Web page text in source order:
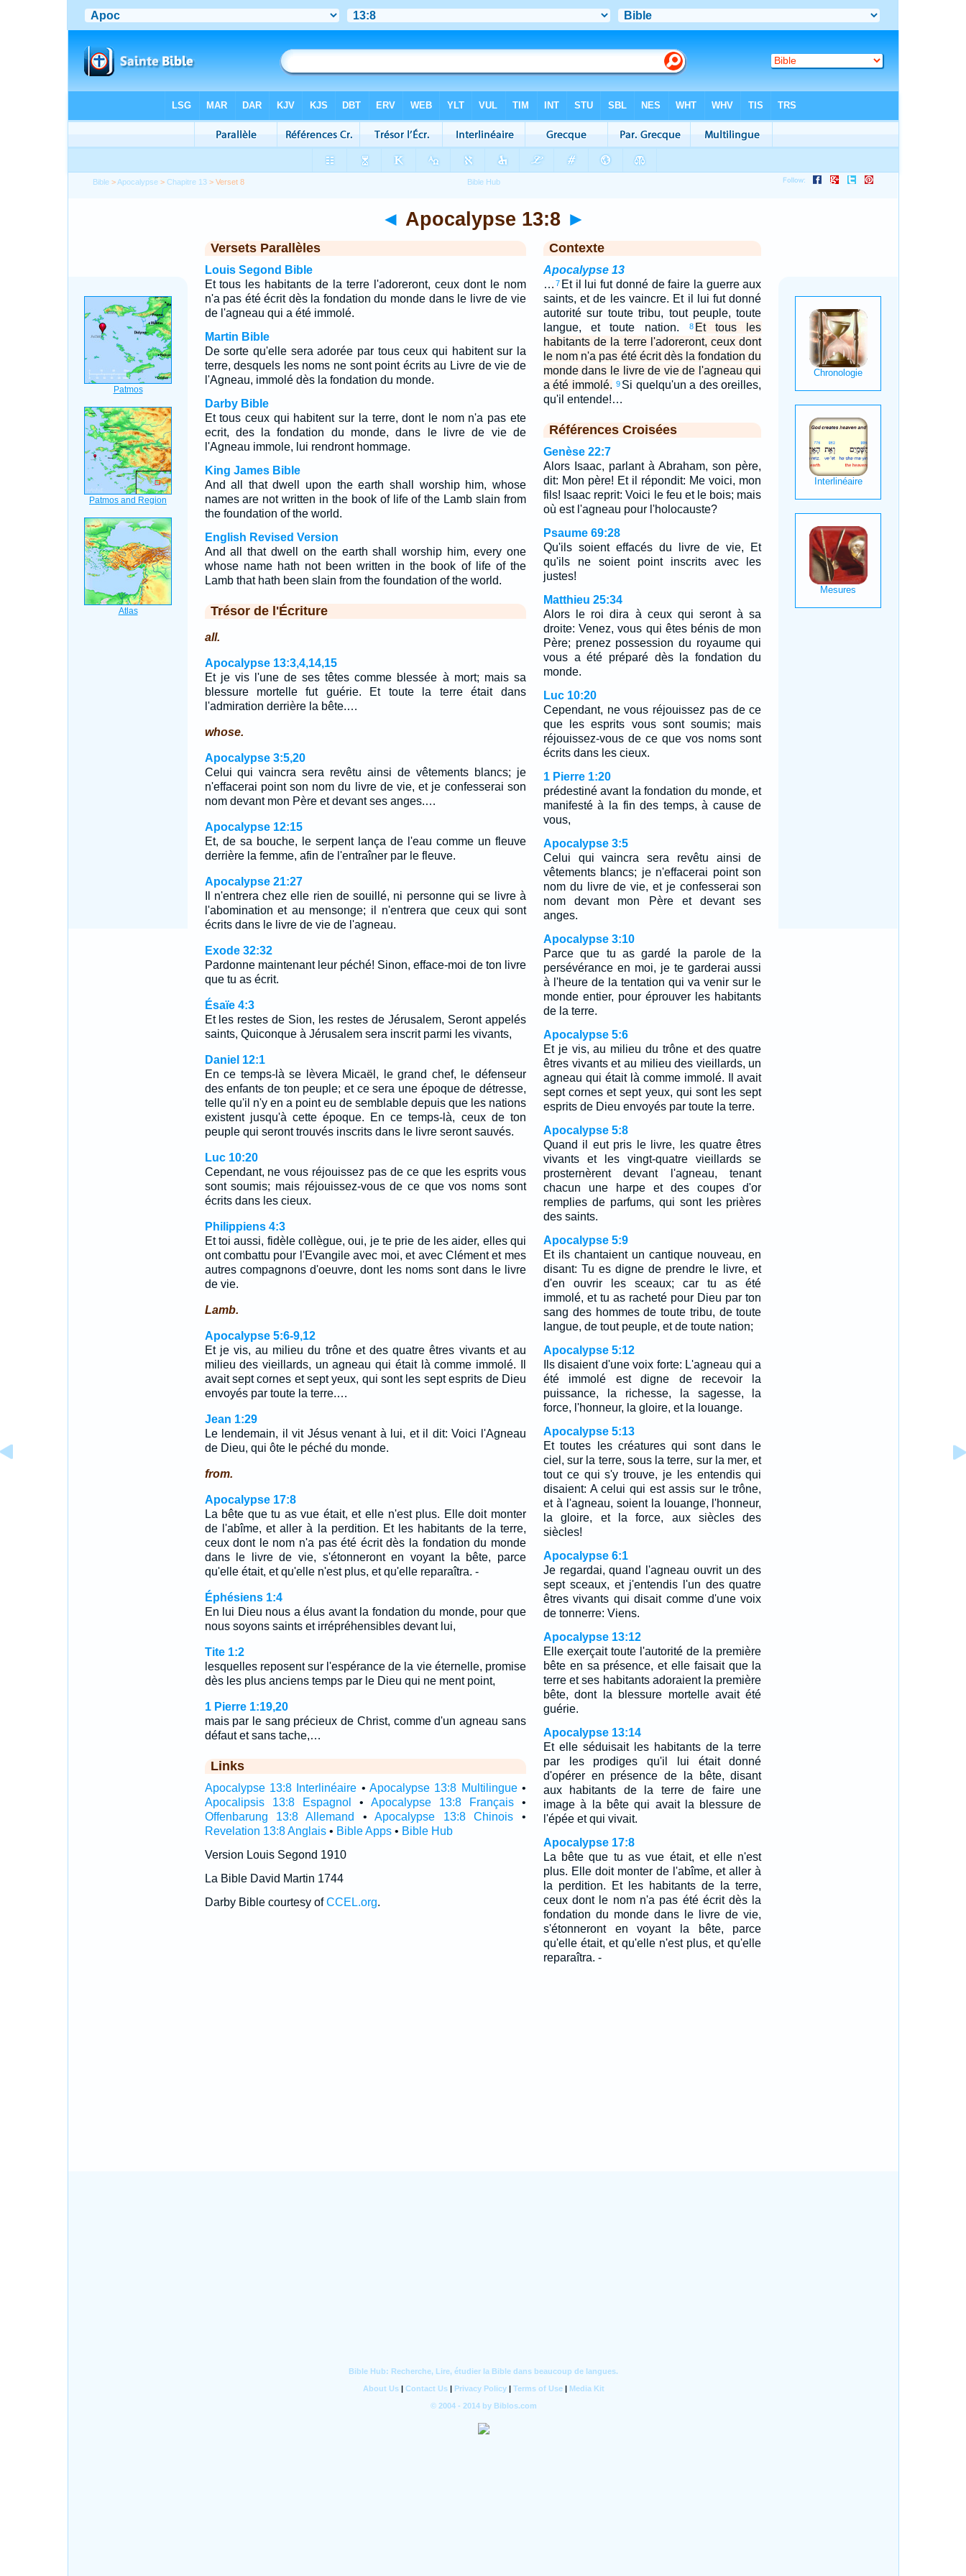
Bible >Apocalypse >Chapitre 13 > Verset 8
◄ Apocalypse 13:8 ►
Versets Parallèles
Louis Segond Bible
Et tous les habitants de la terre l'adoreront, ceux dont le nom
n'a pas été écrit dès la fondation du monde dans le livre de vie
de l'agneau qui a été immolé.
Martin Bible
De sorte qu'elle sera adorée par tous ceux qui habitent sur la
terre, desquels les noms ne sont point écrits au Livre de vie de
l'Agneau, immolé dès la fondation du monde.
Darby Bible
Et tous ceux qui habitent sur la terre, dont le nom n'a pas ete
ecrit, des la fondation du monde, dans le livre de vie de
l'Agneau immole, lui rendront hommage.
King James Bible
And all that dwell upon the earth shall worship him, whose
names are not written in the book of life of the Lamb slain from
the foundation of the world.
English Revised Version
And all that dwell on the earth shall worship him, every one
whose name hath not been written in the book of life of the
Lamb that hath been slain from the foundation of the world.
Trésor de l'Écriture
all.
Apocalypse 13:3,4,14,15
Et je vis l'une de ses têtes comme blessée à mort; mais sa
blessure mortelle fut guérie. Et toute la terre était dans
l'admiration derrière la bête.…
whose.
Apocalypse 3:5,20
Celui qui vaincra sera revêtu ainsi de vêtements blancs; je
n'effacerai point son nom du livre de vie, et je confesserai son
nom devant mon Père et devant ses anges.…
Apocalypse 12:15
Et, de sa bouche, le serpent lança de l'eau comme un fleuve
derrière la femme, afin de l'entraîner par le fleuve.
Apocalypse 21:27
Il n'entrera chez elle rien de souillé, ni personne qui se livre à
l'abomination et au mensonge; il n'entrera que ceux qui sont
écrits dans le livre de vie de l'agneau.
Exode 32:32
Pardonne maintenant leur péché! Sinon, efface-moi de ton livre
que tu as écrit.
Ésaïe 4:3
Et les restes de Sion, les restes de Jérusalem, Seront appelés
saints, Quiconque à Jérusalem sera inscrit parmi les vivants,
Daniel 12:1
En ce temps-là se lèvera Micaël, le grand chef, le défenseur
des enfants de ton peuple; et ce sera une époque de détresse,
telle qu'il n'y en a point eu de semblable depuis que les nations
existent jusqu'à cette époque. En ce temps-là, ceux de ton
peuple qui seront trouvés inscrits dans le livre seront sauvés.
Luc 10:20
Cependant, ne vous réjouissez pas de ce que les esprits vous
sont soumis; mais réjouissez-vous de ce que vos noms sont
écrits dans les cieux.
Philippiens 4:3
Et toi aussi, fidèle collègue, oui, je te prie de les aider, elles qui
ont combattu pour l'Evangile avec moi, et avec Clément et mes
autres compagnons d'oeuvre, dont les noms sont dans le livre
de vie.
Lamb.
Apocalypse 5:6-9,12
Et je vis, au milieu du trône et des quatre êtres vivants et au
milieu des vieillards, un agneau qui était là comme immolé. Il
avait sept cornes et sept yeux, qui sont les sept esprits de Dieu
envoyés par toute la terre.…
Jean 1:29
Le lendemain, il vit Jésus venant à lui, et il dit: Voici l'Agneau
de Dieu, qui ôte le péché du monde.
from.
Apocalypse 17:8
La bête que tu as vue était, et elle n'est plus. Elle doit monter
de l'abîme, et aller à la perdition. Et les habitants de la terre,
ceux dont le nom n'a pas été écrit dès la fondation du monde
dans le livre de vie, s'étonneront en voyant la bête, parce
qu'elle était, et qu'elle n'est plus, et qu'elle reparaîtra. -
Éphésiens 1:4
En lui Dieu nous a élus avant la fondation du monde, pour que
nous soyons saints et irrépréhensibles devant lui,
Tite 1:2
lesquelles reposent sur l'espérance de la vie éternelle, promise
dès les plus anciens temps par le Dieu qui ne ment point,
1 Pierre 1:19,20
mais par le sang précieux de Christ, comme d'un agneau sans
défaut et sans tache,…
Links
Apocalypse 13:8 Interlinéaire • Apocalypse 13:8 Multilingue•
Apocalipsis 13:8 Espagnol
• Apocalypse 13:8 Français•
Offenbarung 13:8 Allemand
•Apocalypse 13:8 Chinois •
Revelation 13:8 Anglais• Bible Apps• Bible Hub
Version Louis Segond 1910
La Bible David Martin 1744
Darby Bible courtesy ofCCEL.org.
Contexte
Apocalypse 13
… 7 Et il lui fut donné de faire la guerre aux
saints, et de les vaincre. Et il lui fut donné
autorité sur toute tribu, tout peuple, toute
langue, et toute nation.
8 Et tous les
habitants de la terre l'adoreront, ceux dont
le nom n'a pas été écrit dès la fondation du
monde dans le livre de vie de l'agneau qui
a été immolé. 9 Si quelqu'un a des oreilles,
qu'il entende!…
Références Croisées
Genèse 22:7
Alors Isaac, parlant à Abraham, son père,
dit: Mon père! Et il répondit: Me voici, mon
fils! Isaac reprit: Voici le feu et le bois; mais
où est l'agneau pour l'holocauste?
Psaume 69:28
Qu'ils soient effacés du livre de vie, Et
qu'ils ne soient point inscrits avec les
justes!
Matthieu 25:34
Alors le roi dira à ceux qui seront à sa
droite: Venez, vous qui êtes bénis de mon
Père; prenez possession du royaume qui
vous a été préparé dès la fondation du
monde.
Luc 10:20
Cependant, ne vous réjouissez pas de ce
que les esprits vous sont soumis; mais
réjouissez-vous de ce que vos noms sont
écrits dans les cieux.
1 Pierre 1:20
prédestiné avant la fondation du monde, et
manifesté à la fin des temps, à cause de
vous,
Apocalypse 3:5
Celui qui vaincra sera revêtu ainsi de
vêtements blancs; je n'effacerai point son
nom du livre de vie, et je confesserai son
nom devant mon Père et devant ses
anges.
Apocalypse 3:10
Parce que tu as gardé la parole de la
persévérance en moi, je te garderai aussi
à l'heure de la tentation qui va venir sur le
monde entier, pour éprouver les habitants
de la terre.
Apocalypse 5:6
Et je vis, au milieu du trône et des quatre
êtres vivants et au milieu des vieillards, un
agneau qui était là comme immolé. Il avait
sept cornes et sept yeux, qui sont les sept
esprits de Dieu envoyés par toute la terre.
Apocalypse 5:8
Quand il eut pris le livre, les quatre êtres
vivants et les vingt-quatre vieillards se
prosternèrent devant l'agneau, tenant
chacun une harpe et des coupes d'or
remplies de parfums, qui sont les prières
des saints.
Apocalypse 5:9
Et ils chantaient un cantique nouveau, en
disant: Tu es digne de prendre le livre, et
d'en ouvrir les sceaux; car tu as été
immolé, et tu as racheté pour Dieu par ton
sang des hommes de toute tribu, de toute
langue, de tout peuple, et de toute nation;
Apocalypse 5:12
Ils disaient d'une voix forte: L'agneau qui a
été immolé est digne de recevoir la
puissance, la richesse, la sagesse, la
force, l'honneur, la gloire, et la louange.
Apocalypse 5:13
Et toutes les créatures qui sont dans le
ciel, sur la terre, sous la terre, sur la mer, et
tout ce qui s'y trouve, je les entendis qui
disaient: A celui qui est assis sur le trône,
et à l'agneau, soient la louange, l'honneur,
la gloire, et la force, aux siècles des
siècles!
Apocalypse 6:1
Je regardai, quand l'agneau ouvrit un des
sept sceaux, et j'entendis l'un des quatre
êtres vivants qui disait comme d'une voix
de tonnerre: Viens.
Apocalypse 13:12
Elle exerçait toute l'autorité de la première
bête en sa présence, et elle faisait que la
terre et ses habitants adoraient la première
bête, dont la blessure mortelle avait été
guérie.
Apocalypse 13:14
Et elle séduisait les habitants de la terre
par les prodiges qu'il lui était donné
d'opérer en présence de la bête, disant
aux habitants de la terre de faire une
image à la bête qui avait la blessure de
l'épée et qui vivait.
Apocalypse 17:8
La bête que tu as vue était, et elle n'est
plus. Elle doit monter de l'abîme, et aller à
la perdition. Et les habitants de la terre,
ceux dont le nom n'a pas été écrit dès la
fondation du monde dans le livre de vie,
s'étonneront en voyant la bête, parce
qu'elle était, et qu'elle n'est plus, et qu'elle
reparaîtra. -